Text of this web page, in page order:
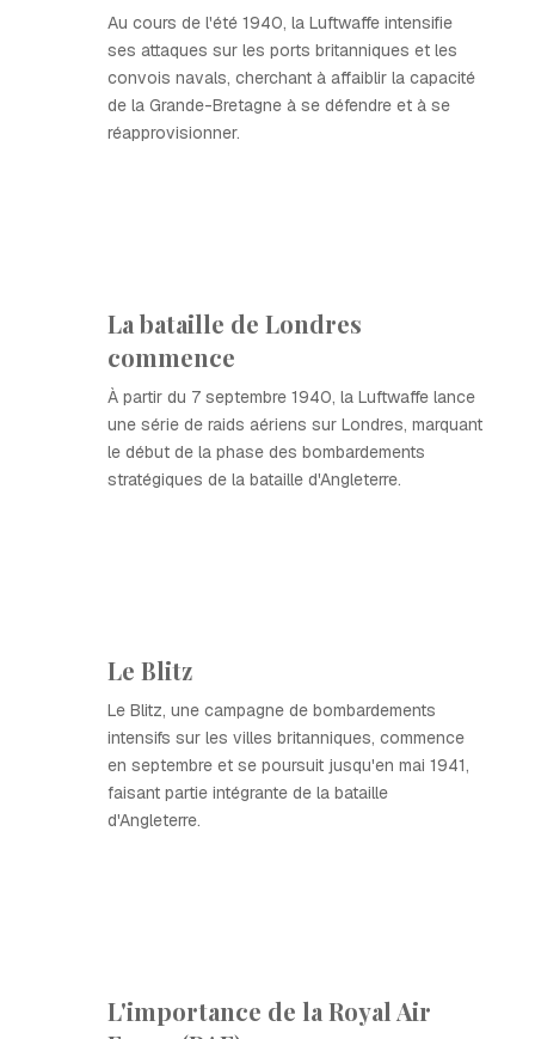
Au cours de l'été 1940, la Luftwaffe intensifie
ses attaques sur les ports britanniques et les
convois navals, cherchant à affaiblir la capacité
de la Grande-Bretagne à se défendre et à se
réapprovisionner.
La bataille de Londres
commence
À partir du 7 septembre 1940, la Luftwaffe lance
une série de raids aériens sur Londres, marquant
le début de la phase des bombardements
stratégiques de la bataille d'Angleterre.
Le Blitz
Le Blitz, une campagne de bombardements
intensifs sur les villes britanniques, commence
en septembre et se poursuit jusqu'en mai 1941,
faisant partie intégrante de la bataille
d'Angleterre.
L'importance de la Royal Air